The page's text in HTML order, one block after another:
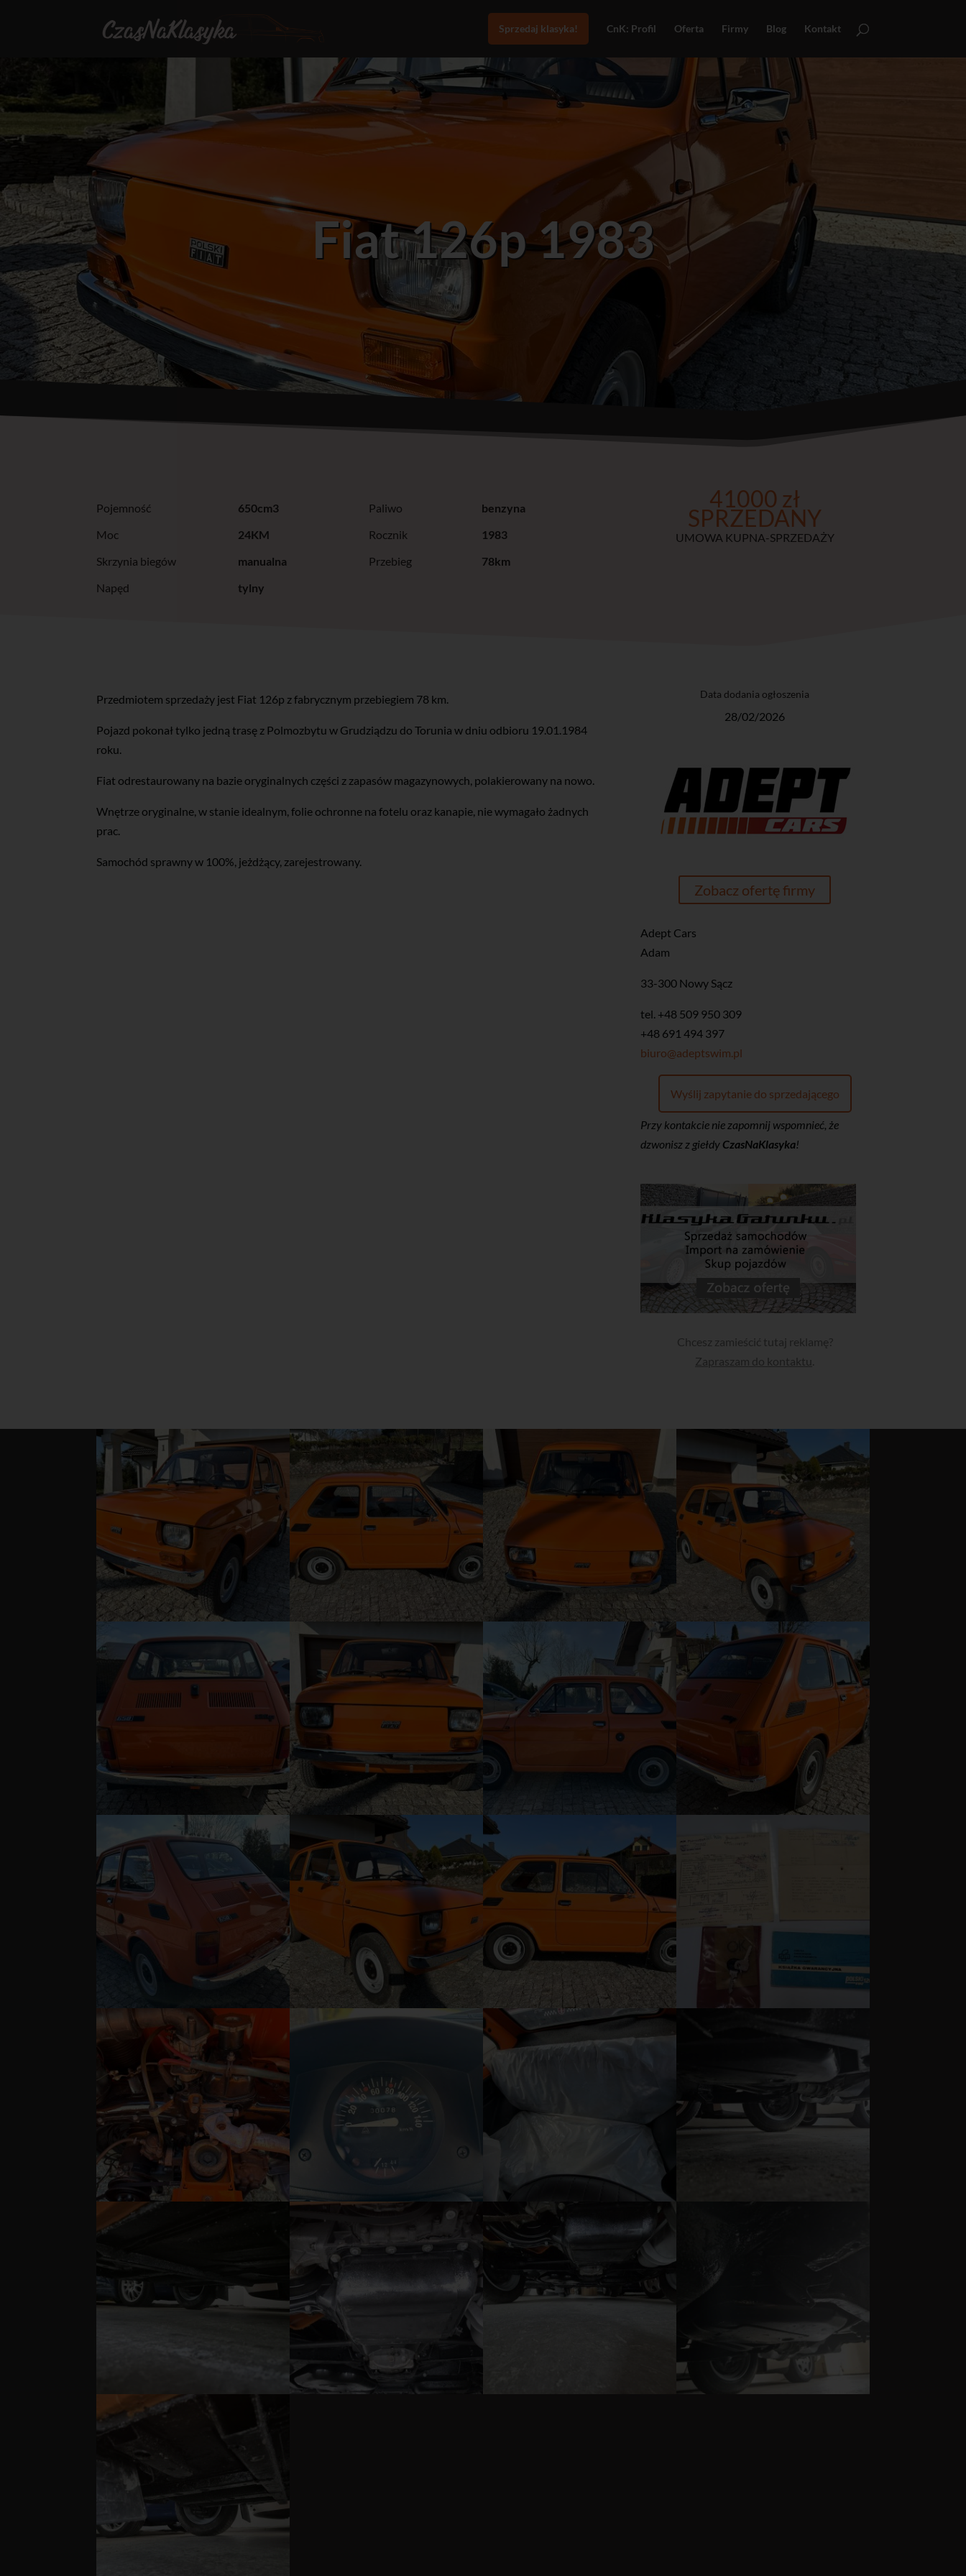
Sprzedaj klasyka! CnK: Profil Oferta Firmy Blog Kontakt
Fiat 126p 1983
Pojemność
650cm3
Moc
24KM
Skrzynia biegów
manualna
Napęd
tylny
Paliwo
benzyna
Rocznik
1983
Przebieg
78km
41000 zł
SPRZEDANY
UMOWA KUPNA-SPRZEDAŻY
Przedmiotem sprzedaży jest Fiat 126p z fabrycznym przebiegiem 78 km.
Pojazd pokonał tylko jedną trasę z Polmozbytu w Grudziądzu do Torunia w dniu odbioru 19.01.1984
roku.
Fiat odrestaurowany na bazie oryginalnych części z zapasów magazynowych, polakierowany na nowo.
Wnętrze oryginalne, w stanie idealnym, folie ochronne na fotelu oraz kanapie, nie wymagało żadnych
prac.
Samochód sprawny w 100%, jeżdżący, zarejestrowany.
Data dodania ogłoszenia
28/02/2026
Zobacz ofertę firmy
Adept Cars
Adam
33-300 Nowy Sącz
tel. +48 509 950 309
+48 691 494 397
biuro@adeptswim.pl
Wyślij zapytanie do sprzedającego
Przy kontakcie nie zapomnij wspomnieć, że
dzwonisz z giełdy CzasNaKlasyka!
Chcesz zamieścić tutaj reklamę?
Zapraszam do kontaktu